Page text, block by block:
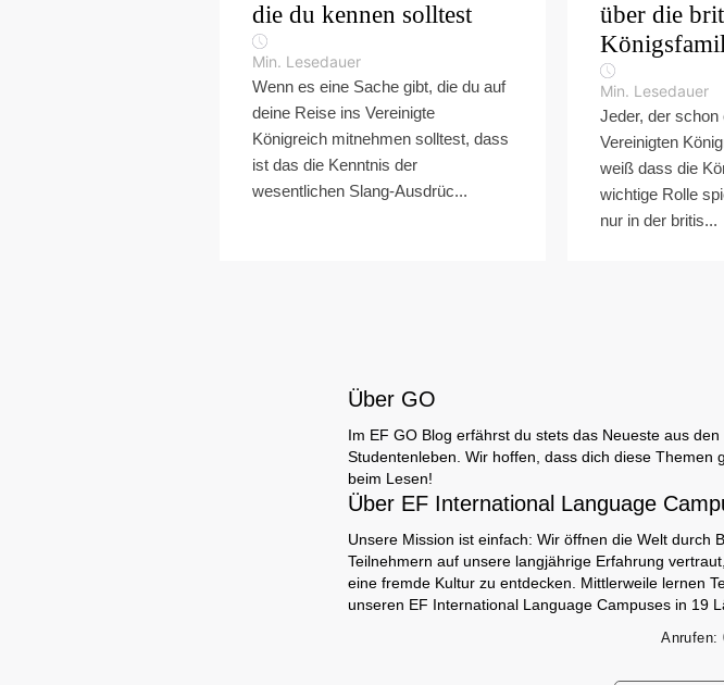
die du kennen solltest
Min. Lesedauer
Wenn es eine Sache gibt, die du auf
deine Reise ins Vereinigte
Königreich mitnehmen solltest, dass
ist das die Kenntnis der
wesentlichen Slang-Ausdrüc...
über die
Min. Lesedauer
Jeder, der schon
Vereinigten
weiß dass die
wichtige Rolle
nur in der britis...
Über GO
Im EF GO Blog erfährst du stets das Neueste aus
Studentenleben. Wir hoffen, dass dich diese
beim Lesen!
Über EF International Language
Unsere Mission ist einfach: Wir öffnen die Welt durch
Teilnehmern auf unsere langjährige Erfahrung
eine fremde Kultur zu entdecken. Mittlerweile lernen
unseren EF International Language Campuses in 19
Anrufen: